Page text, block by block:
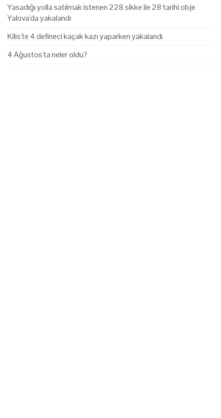
Yasadığı yolla satılmak istenen 228 sikke ile 28 tarihi obje
Yalova'da yakalandı
Kilis'te 4 defineci kaçak kazı yaparken yakalandı
4 Ağustos'ta neler oldu?